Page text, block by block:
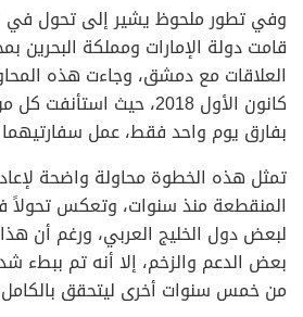
وفي تطور ملحوظ يشير إلى تحول في
قامت دولة الإمارات ومملكة البحرين
العلاقات مع دمشق، وجاءت هذه
كانون الأول 2018، حيث
بفارق يوم واحد فقط، عمل
تمثل هذه الخطوة محاولة واضحة
المنقطعة منذ سنوات، وتعكس تحولاً
لبعض دول الخليج العربي، ورغم أن
بعض الدعم والزخم، إلا أنه تم ببطء
من خمس سنوات أخرى ليتحقق